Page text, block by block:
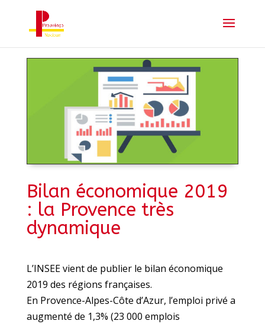
Bilan économique 2019
: la Provence très
dynamique
L’INSEE vient de publier le bilan économique
2019 des régions françaises.
En Provence-Alpes-Côte d’Azur, l’emploi privé a
augmenté de 1,3% (23 000 emplois